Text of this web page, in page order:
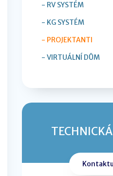
- RV SYSTÉM
- KG SYSTÉM
- PROJEKTANTI
- VIRTUÁLNÍ DŮM